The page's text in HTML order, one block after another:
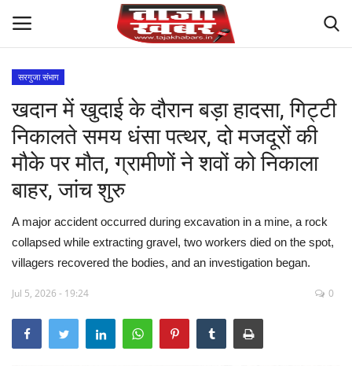
देश
मध्य प्रदेश
विश्व
मुख्य समाचार
विदेश
राष्ट्रीय
सरगुजा संभाग
खदान में खुदाई के दौरान बड़ा हादसा, गिट्टी
निकालते समय धंसा पत्थर, दो मजदूरों की
मौके पर मौत, ग्रामीणों ने शवों को निकाला
बाहर, जांच शुरु
A major accident occurred during excavation in a mine, a rock
collapsed while extracting gravel, two workers died on the spot,
villagers recovered the bodies, and an investigation began.
Jul 5, 2026 - 19:24 0